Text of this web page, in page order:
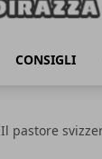
CONSIGLI
Il pastore